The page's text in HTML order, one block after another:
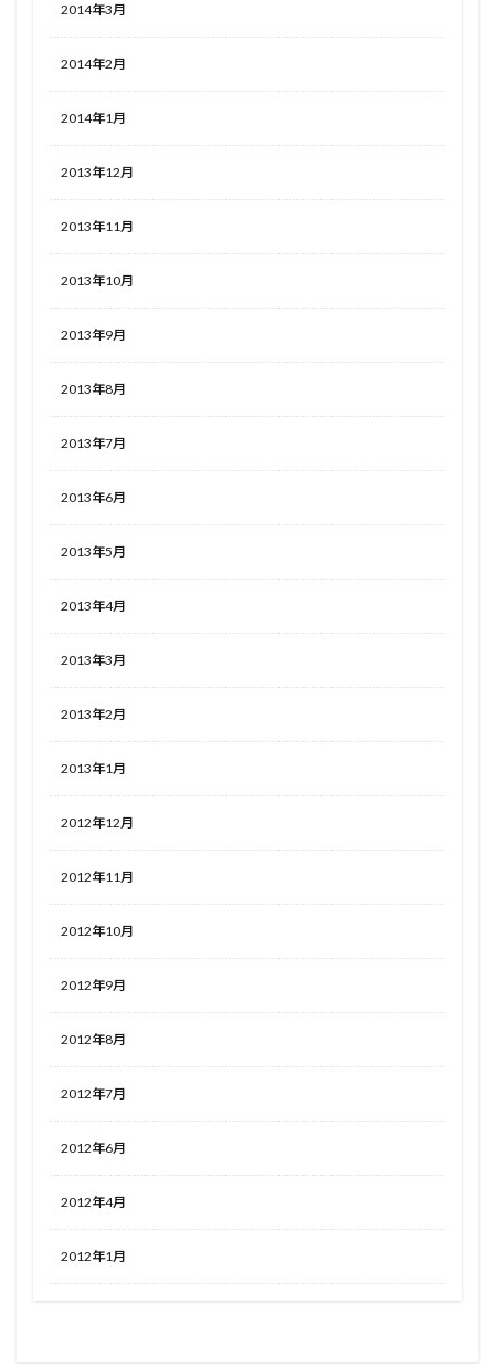
2014年3月
2014年2月
2014年1月
2013年12月
2013年11月
2013年10月
2013年9月
2013年8月
2013年7月
2013年6月
2013年5月
2013年4月
2013年3月
2013年2月
2013年1月
2012年12月
2012年11月
2012年10月
2012年9月
2012年8月
2012年7月
2012年6月
2012年4月
2012年1月